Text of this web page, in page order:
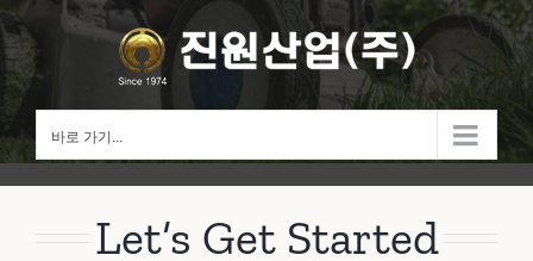
Skip
content
바로 가기...
Let’s Get Started